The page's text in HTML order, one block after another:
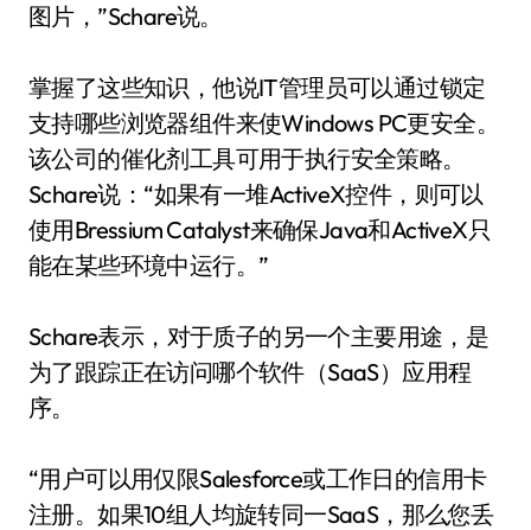
图片，”Schare说。
掌握了这些知识，他说IT管理员可以通过锁定
支持哪些浏览器组件来使Windows PC更安全。
该公司的催化剂工具可用于执行安全策略。
Schare说：“如果有一堆ActiveX控件，则可以
使用Bressium Catalyst来确保Java和ActiveX只
能在某些环境中运行。”
Schare表示，对于质子的另一个主要用途，是
为了跟踪正在访问哪个软件（SaaS）应用程
序。
“用户可以用仅限Salesforce或工作日的信用卡
注册。如果10组人均旋转同一SaaS，那么您丢